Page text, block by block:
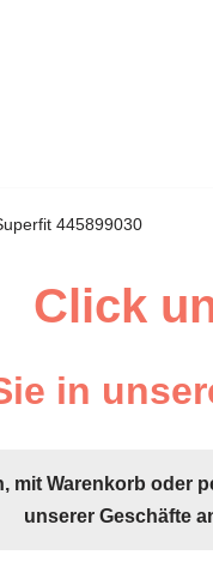
445899030
Click
in
mit Warenkorb oder
unserer Geschäfte